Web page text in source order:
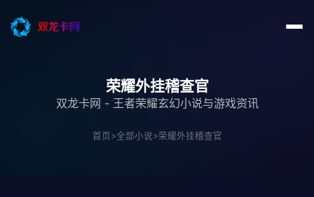
荣耀外挂稽查官
双龙卡网 - 王者荣耀玄幻小说与游戏资讯
首页>全部小说>荣耀外挂稽查官